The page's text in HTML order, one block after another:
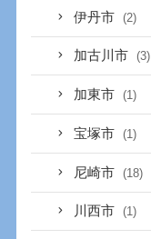
伊丹市 (2)
加古川市 (3)
加東市 (1)
宝塚市 (1)
尼崎市 (18)
川西市 (1)